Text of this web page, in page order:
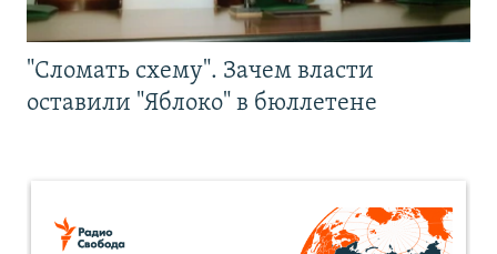
"Сломать схему". Зачем власти
оставили "Яблоко" в бюллетене